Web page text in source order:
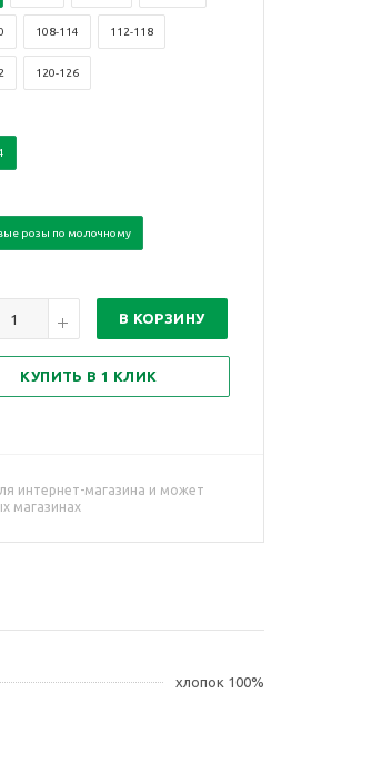
108-114 112-118
120-126
розы по молочному
В КОРЗИНУ
КУПИТЬ В 1 КЛИК
интернет-магазина и может
магазинах
хлопок 100%